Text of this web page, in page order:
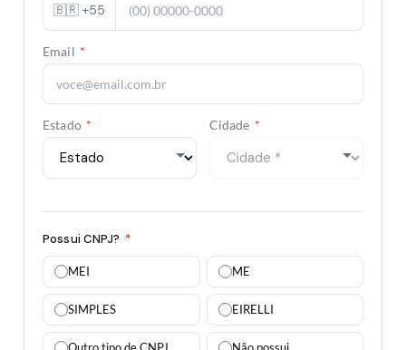
🇧🇷 +55
Email *
Estado * Cidade *
Possui CNPJ? *
MEI ME
SIMPLES EIRELLI
Outro tipo de CNPJ Não possui